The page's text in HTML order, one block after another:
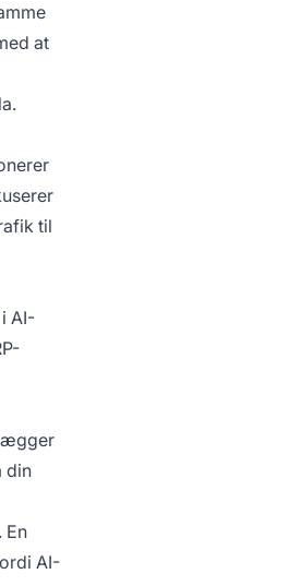
at
til
AI-
din
En
AI-